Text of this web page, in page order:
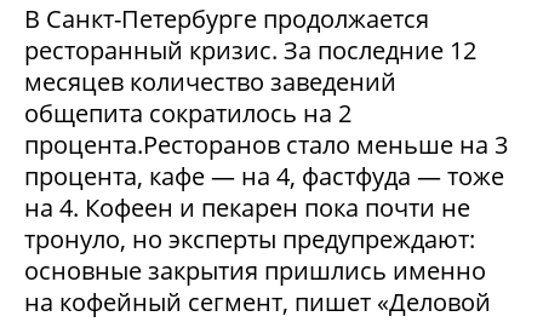
В Санкт-Петербурге продолжается
ресторанный кризис. За последние 12
месяцев количество заведений
общепита сократилось на 2
процента.Ресторанов стало меньше на 3
процента, кафе — на 4, фастфуда — тоже
на 4. Кофеен и пекарен пока почти не
тронуло, но эксперты предупреждают:
основные закрытия пришлись именно
на кофейный сегмент, пишет «Деловой